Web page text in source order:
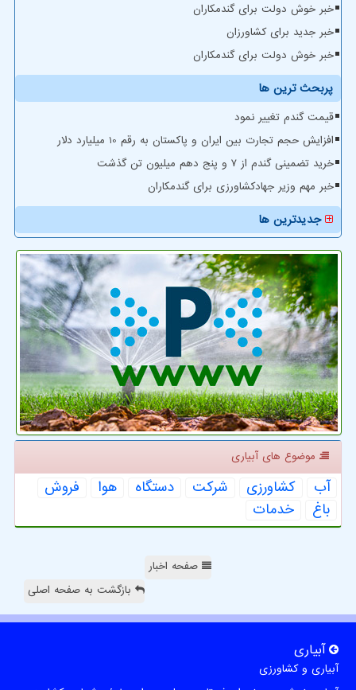
خبر خوش دولت برای گندمکاران
خبر جدید برای کشاورزان
خبر خوش دولت برای گندمکاران
پربحث ترین ها
قیمت گندم تغییر نمود
افزایش حجم تجارت بین ایران و پاکستان به رقم 10 میلیارد دلار
خرید تضمینی گندم از ۷ و پنج دهم میلیون تن گذشت
خبر مهم وزیر جهادکشاورزی برای گندمکاران
جدیدترین ها
موضوع های آبیاری
آب كشاورزی شركت دستگاه هوا
فروش
باغ
خدمات
صفحه اخبار
بازگشت به صفحه اصلی
آبیاری
آبیاری و کشاورزی